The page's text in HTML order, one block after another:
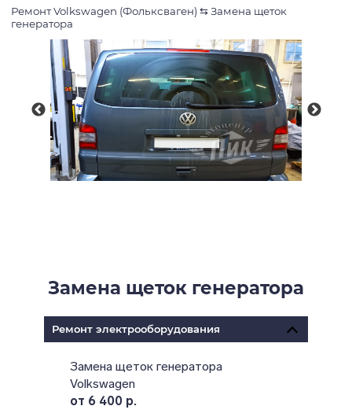
Ремонт Volkswagen (Фольксваген) ⇆ Замена щеток
генератора
Замена щеток генератора
Ремонт электрооборудования
Замена щеток генератора
Volkswagen
от 6 400 р.